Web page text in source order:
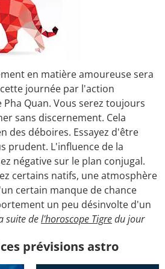
en matière amoureuse sera
journée par l'action
Quan. Vous serez toujours
sans discernement. Cela
des déboires. Essayez d'être
prudent. L'influence de la
négative sur le plan conjugal.
certains natifs, une atmosphère
certain manque de chance
un peu désinvolte d'un
suite del'horoscope Tigredu jour
prévisions astro